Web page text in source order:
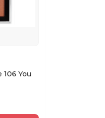
106 You